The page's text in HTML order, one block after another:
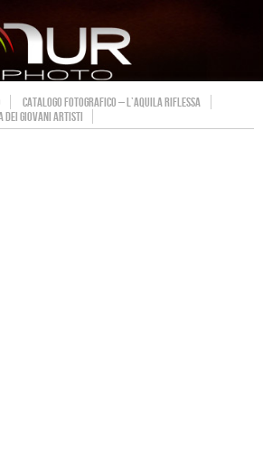
CATALOGO FOTOGRAFICO – L’AQUILA RIFLESSA
DEI GIOVANI ARTISTI